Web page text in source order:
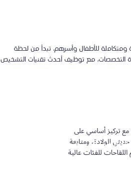
المبنية على
للأطفال وأسرهم، تبدأ من لحظة
التخصصات، مع توظيف أحدث تقنيات التشخيص
مع تركيز أساسي على
الولادة، ومتابعة
للفئات عالية